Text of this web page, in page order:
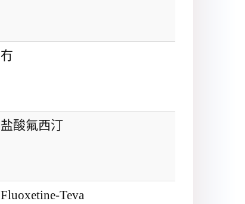
冇
盐酸氟西汀
Fluoxetine-Teva